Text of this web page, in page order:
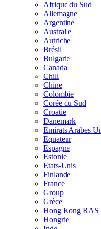
Afrique du Sud
Allemagne
Argentine
Australie
Autriche
Brésil
Bulgarie
Canada
Chili
Chine
Colombie
Corée du Sud
Croatie
Danemark
Emirats Arabes
Equateur
Espagne
Estonie
Etats-Unis
Finlande
France
Group
Grèce
Hong Kong RAS
Hongrie